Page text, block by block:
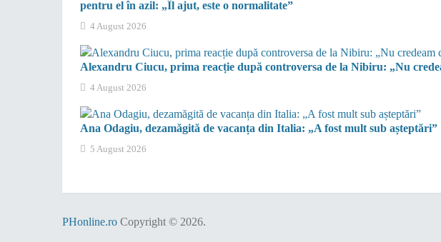
pentru el în azil: „Îl ajut, este o normalitate”
4 August 2026
Alexandru Ciucu, prima reacție după controversa de la Nibiru: „Nu
4 August 2026
Ana Odagiu, dezamăgită de vacanța din Italia: „A fost mult sub așteptări”
5 August 2026
PHonline.ro Copyright © 2026.